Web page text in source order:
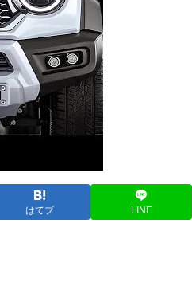
はてブ LINE